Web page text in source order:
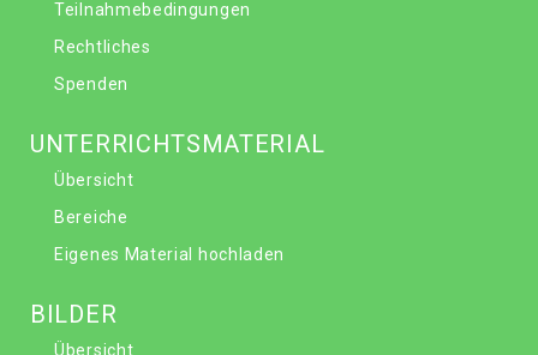
Teilnahmebedingungen
Rechtliches
Spenden
UNTERRICHTSMATERIAL
Übersicht
Bereiche
Eigenes Material hochladen
BILDER
Übersicht